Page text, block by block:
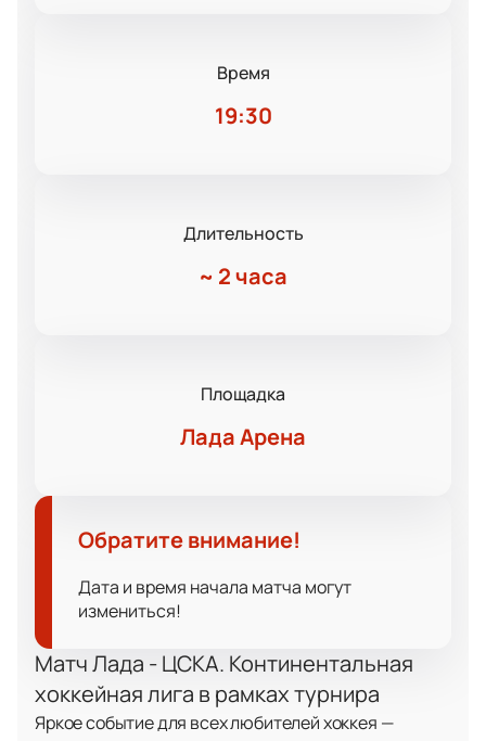
Время
19:30
Длительность
~ 2 часа
Площадка
Лада Арена
Обратите внимание!
Дата и время начала матча могут
измениться!
Матч Лада - ЦСКА. Континентальная
хоккейная лига в рамках турнира
Яркое событие для всех любителей хоккея —